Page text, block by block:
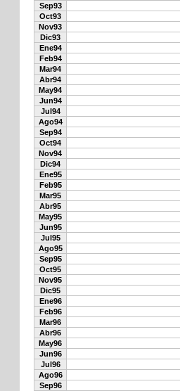
Sep93
Oct93
Nov93
Dic93
Ene94
Feb94
Mar94
Abr94
May94
Jun94
Jul94
Ago94
Sep94
Oct94
Nov94
Dic94
Ene95
Feb95
Mar95
Abr95
May95
Jun95
Jul95
Ago95
Sep95
Oct95
Nov95
Dic95
Ene96
Feb96
Mar96
Abr96
May96
Jun96
Jul96
Ago96
Sep96